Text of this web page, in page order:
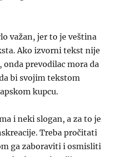
važan, jer to je veština
Ako izvorni tekst nije
prevodilac mora da
bi svojim tekstom
kupcu.
i neki slogan, a za to je
Treba pročitati
ga zaboraviti i osmisliti